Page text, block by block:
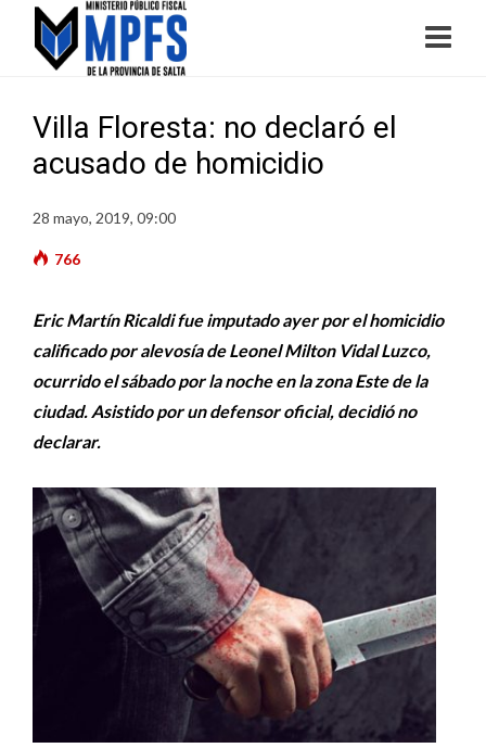
Villa Floresta: no declaró el
acusado de homicidio
28 mayo, 2019, 09:00
766
Eric Martín Ricaldi fue imputado ayer por el homicidio
calificado por alevosía de Leonel Milton Vidal Luzco,
ocurrido el sábado por la noche en la zona Este de la
ciudad. Asistido por un defensor oficial, decidió no
declarar.